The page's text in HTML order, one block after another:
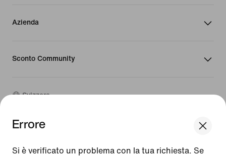
Update your location?
Errore
Si è verificato un problema con la tua richiesta. Se
Azienda
Sconto Community
Svizzera
©2026 Nike, Inc. Tutti i diritti riservati
Condizioni d'uso